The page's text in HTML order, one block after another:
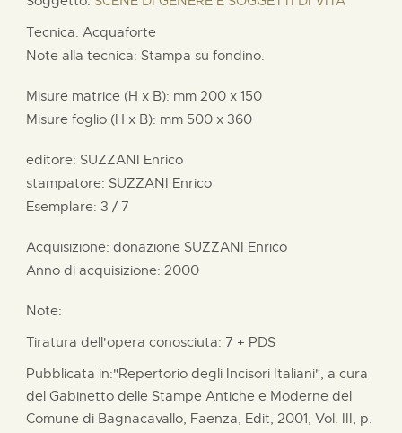
Tecnica: Acquaforte
Note alla tecnica: Stampa su fondino.
Misure matrice (H x B): mm 200 x 150
Misure foglio (H x B): mm 500 x 360
editore: SUZZANI Enrico
stampatore: SUZZANI Enrico
Esemplare: 3 / 7
Acquisizione: donazione SUZZANI Enrico
Anno di acquisizione: 2000
Note:
Tiratura dell'opera conosciuta: 7 + PDS
Pubblicata in:"Repertorio degli Incisori Italiani", a cura
del Gabinetto delle Stampe Antiche e Moderne del
Comune di Bagnacavallo, Faenza, Edit, 2001, Vol. III, p.